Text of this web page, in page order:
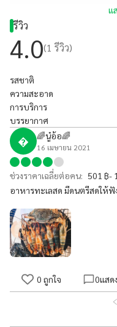
แ
รีวิว
4.0(1 รีวิว)
รสชาติ
ความสะอาด
การบริการ
บรรยากาศ
 🌈นู๋อ้อ🌈
16 เมษายน 2021
ช่วงราคาเฉลี่ยต่อคน: 501 ฿-
อาหารทะเลสด มีดนตรีสดให้ฟั
0 ถูกใจ 0แสด